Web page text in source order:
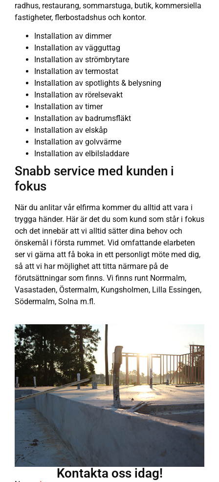
radhus, restaurang, sommarstuga, butik, kommersiella
fastigheter, flerbostadshus och kontor.
Installation av dimmer
Installation av vägguttag
Installation av strömbrytare
Installation av termostat
Installation av spotlights & belysning
Installation av rörelsevakt
Installation av timer
Installation av badrumsfläkt
Installation av elskåp
Installation av golvvärme
Installation av elbilsladdare
Snabb service med kunden i
fokus
När du anlitar vår elfirma kommer du alltid att vara i
trygga händer. Här är det du som kund som står i fokus
och det innebär att vi alltid sätter dina behov och
önskemål i första rummet. Vid omfattande elarbeten
ser vi gärna att få boka in ett personligt möte med dig,
så att vi har möjlighet att titta närmare på de
förutsättningar som finns. Vi finns runt Norrmalm,
Vasastaden, Östermalm, Kungsholmen, Lilla Essingen,
Södermalm, Solna m.fl.
Kontakta oss idag!